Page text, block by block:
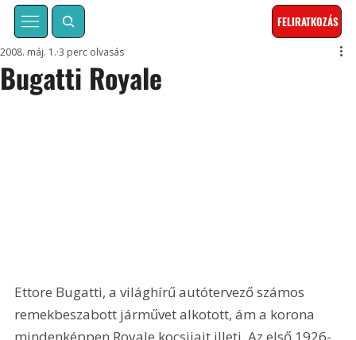
FELIRATKOZÁS
Bugatti Royale
2008. máj. 1. 3 perc olvasás
Ettore Bugatti, a világhírű autótervező számos
remekbeszabott járművet alkotott, ám a korona
mindenképpen Royale kocsijait illeti. Az első 1926-